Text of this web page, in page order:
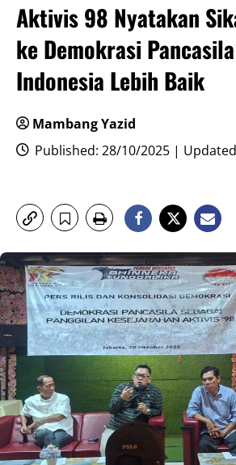
Aktivis 98 Nyatakan
ke Demokrasi
Indonesia Lebih Baik
Mambang Yazid
Published: 28/10/2025 |